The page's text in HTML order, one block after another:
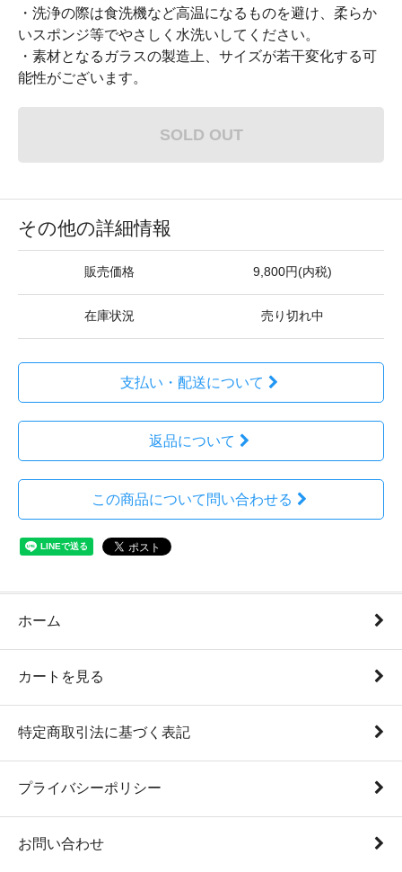
・洗浄の際は食洗機など高温になるものを避け、柔らか
いスポンジ等でやさしく水洗いしてください。
・素材となるガラスの製造上、サイズが若干変化する可
能性がございます。
SOLD OUT
その他の詳細情報
販売価格 9,800円(内税)
在庫状況 売り切れ中
支払い・配送について
返品について
この商品について問い合わせる
ホーム
カートを見る
特定商取引法に基づく表記
プライバシーポリシー
お問い合わせ